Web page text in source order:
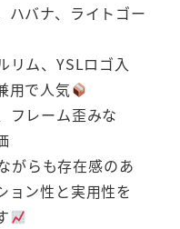
ハバナ、ライトゴー
リム、YSLロゴ入
用で人気
フレーム歪みな
がらも存在感のあ
ョン性と実用性を